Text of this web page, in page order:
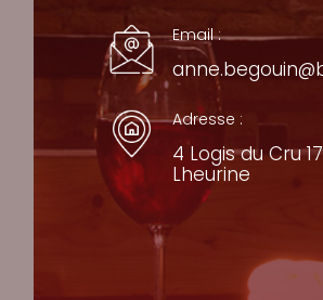
Email :
Adresse :
4 Logis du Cru
Lheurine